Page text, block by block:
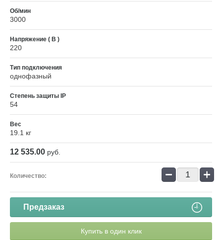
Об/мин
3000
Напряжение ( В )
220
Тип подключения
однофазный
Степень защиты IP
54
Вес
19.1 кг
12 535.00 руб.
Количество: − +
Предзаказ
Купить в один клик